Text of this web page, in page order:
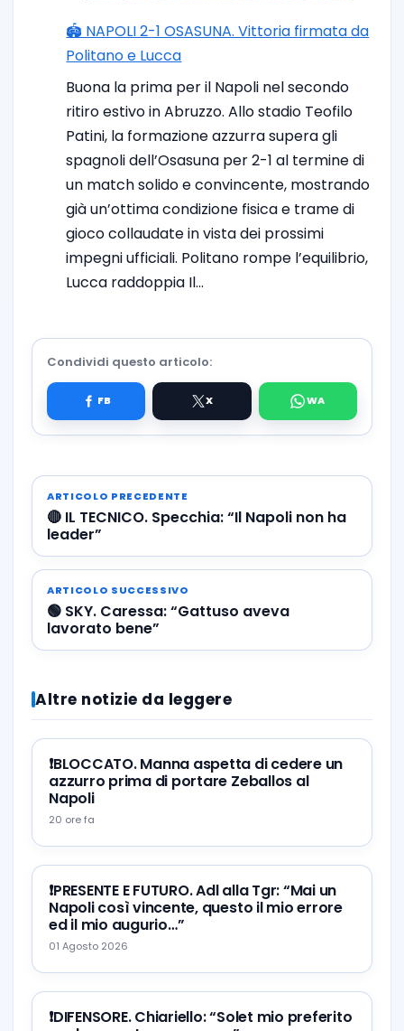
🏟️ NAPOLI 2-1 OSASUNA. Vittoria firmata da
Politano e Lucca
Buona la prima per il Napoli nel secondo
ritiro estivo in Abruzzo. Allo stadio Teofilo
Patini, la formazione azzurra supera gli
spagnoli dell’Osasuna per 2-1 al termine di
un match solido e convincente, mostrando
già un’ottima condizione fisica e trame di
gioco collaudate in vista dei prossimi
impegni ufficiali. Politano rompe l’equilibrio,
Lucca raddoppia Il…
Condividi questo articolo:
ARTICOLO PRECEDENTE
🔴 IL TECNICO. Specchia: “Il Napoli non ha
leader”
ARTICOLO SUCCESSIVO
🟢 SKY. Caressa: “Gattuso aveva
lavorato bene”
Altre notizie da leggere
❗️BLOCCATO. Manna aspetta di cedere un
azzurro prima di portare Zeballos al
Napoli
20 ore fa
❗️PRESENTE E FUTURO. Adl alla Tgr: “Mai un
Napoli così vincente, questo il mio errore
ed il mio augurio…”
01 Agosto 2026
❗️DIFENSORE. Chiariello: “Solet mio preferito